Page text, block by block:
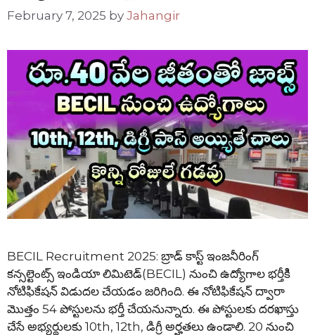
February 7, 2025 by Jahangir
BECIL Recruitment 2025: బ్రాడ్ కాస్ట్ ఇంజనీరింగ్
కన్సల్టెంట్స్ ఇండియా లిమిటెడ్(BECIL) నుంచి ఉద్యోగాల భర్తీకిి
నోటిఫికేషన్ విడుదల చేయడం జరిగింది. ఈ నోటిఫికేషన్ ద్వారా
మొత్తం 54 పోస్టులను భర్తీ చేయనున్నారు. ఈ పోస్టులకు దరఖాస్తు
చేసే అభ్యర్థులకు 10th, 12th, డిగ్రీ అర్హతలు ఉండాలి. 20 నుంచి